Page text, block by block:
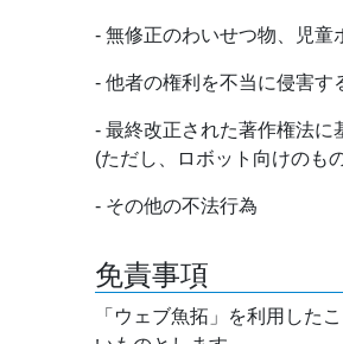
- 無修正のわいせつ物、児童
- 他者の権利を不当に侵害す
- 最終改正された著作権法に
(ただし、ロボット向けのも
- その他の不法行為
免責事項
「ウェブ魚拓」を利用した